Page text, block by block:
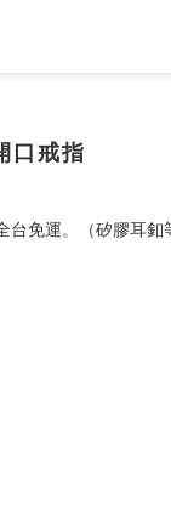
口戒指
免運。（矽膠耳釦